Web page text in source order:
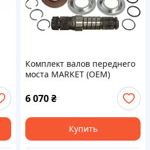
Комплект валов переднего
моста MARKET (OEM)
68257421AF 68257420AA,
68257420AF, 68257422AF
6 070₴
Купить